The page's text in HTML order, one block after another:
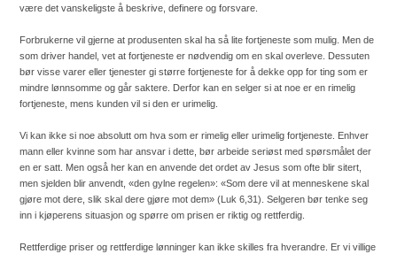
være det vanskeligste å beskrive, definere og forsvare.
Forbrukerne vil gjerne at produsenten skal ha så lite fortjeneste som mulig. Men de
som driver handel, vet at fortjeneste er nødvendig om en skal overleve. Dessuten
bør visse varer eller tjenester gi større fortjeneste for å dekke opp for ting som er
mindre lønnsomme og går saktere. Derfor kan en selger si at noe er en rimelig
fortjeneste, mens kunden vil si den er urimelig.
Vi kan ikke si noe absolutt om hva som er rimelig eller urimelig fortjeneste. Enhver
mann eller kvinne som har ansvar i dette, bør arbeide seriøst med spørsmålet der
en er satt. Men også her kan en anvende det ordet av Jesus som ofte blir sitert,
men sjelden blir anvendt, «den gylne regelen»: «Som dere vil at menneskene skal
gjøre mot dere, slik skal dere gjøre mot dem» (Luk 6,31). Selgeren bør tenke seg
inn i kjøperens situasjon og spørre om prisen er riktig og rettferdig.
Rettferdige priser og rettferdige lønninger kan ikke skilles fra hverandre. Er vi villige